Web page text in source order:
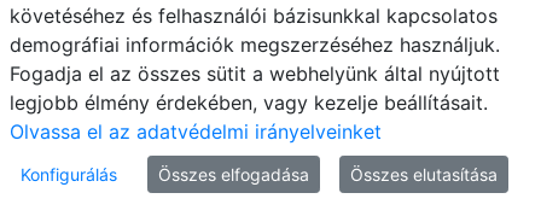
INVESTMENT Mérnöki
és Fővállalkozó Kft.
Kaposvár
Regionális
környezeti
Johnson Electric
Hatvan
követéséhez és felhasználói bázisunkkal kapcsolatos
demográfiai információk megszerzéséhez használjuk.
Fogadja el az összes sütit a webhelyünk által nyújtott
legjobb élmény érdekében, vagy kezelje beállításait.
Olvassa el az adatvédelmi irányelveinket
Konfigurálás Összes elfogadása Összes elutasítása